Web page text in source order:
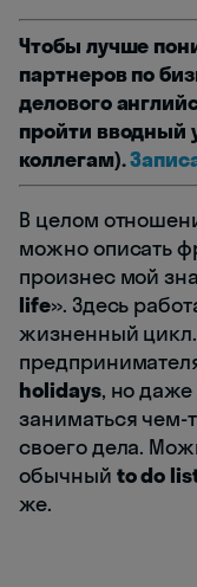
Чтобы лучше
партнеров по
делового
пройти вводный
коллегам).
В целом
можно описать
произнес мой
life». Здесь
жизненный
holidays, но даже
заниматься чем-
своего дела.
обычный to do
же.